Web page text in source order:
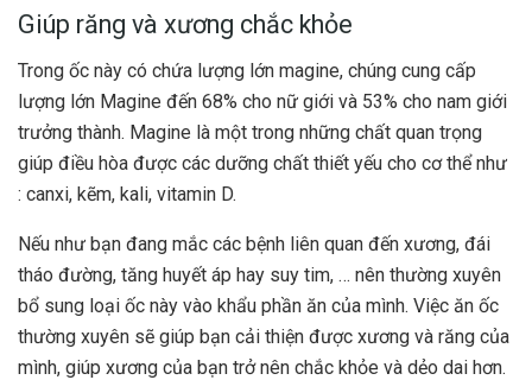
Giúp răng và xương chắc khỏe
Trong ốc này có chứa lượng lớn magine, chúng cung cấp
lượng lớn Magine đến 68% cho nữ giới và 53% cho nam giới
trưởng thành. Magine là một trong những chất quan trọng
giúp điều hòa được các dưỡng chất thiết yếu cho cơ thể như
: canxi, kẽm, kali, vitamin D.
Nếu như bạn đang mắc các bệnh liên quan đến xương, đái
tháo đường, tăng huyết áp hay suy tim, … nên thường xuyên
bổ sung loại ốc này vào khẩu phần ăn của mình. Việc ăn ốc
thường xuyên sẽ giúp bạn cải thiện được xương và răng của
mình, giúp xương của bạn trở nên chắc khỏe và dẻo dai hơn.